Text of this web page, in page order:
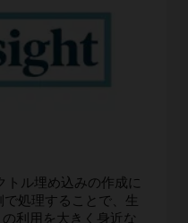
トル埋め込みの作成に
処理することで、生
利用を大きく身近な